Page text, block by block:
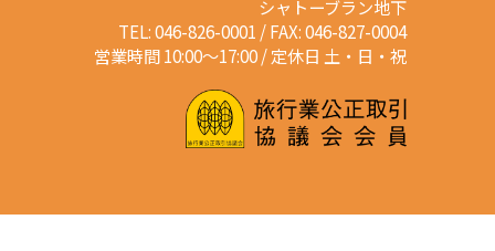
シャトーブラン地下
TEL: 046-826-0001 / FAX: 046-827-0004
営業時間 10:00～17:00 / 定休日 土・日・祝